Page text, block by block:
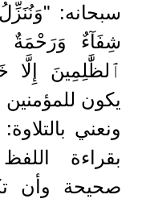
سبحانه:
شِفَآءٌ وَرَحْمَةٌ
ٱلظَّٰلِمِينَ إِلَّا
يكون للمؤمنين
ونعني
بقراءة
صحيحة وأن